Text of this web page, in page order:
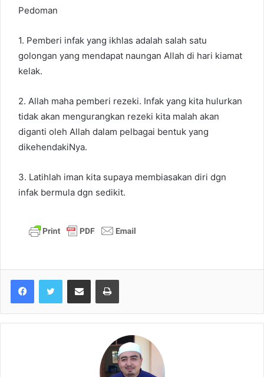
Pedoman
1. Pemberi infak yang ikhlas adalah salah satu
golongan yang mendapat naungan Allah di hari kiamat
kelak.
2. Allah maha pemberi rezeki. Infak yang kita hulurkan
tidak akan mengurangkan rezeki kita malah akan
diganti oleh Allah dalam pelbagai bentuk yang
dikehendakiNya.
3. Latihlah iman kita supaya membiasakan diri dgn
infak bermula dgn sedikit.
Share via Email Print